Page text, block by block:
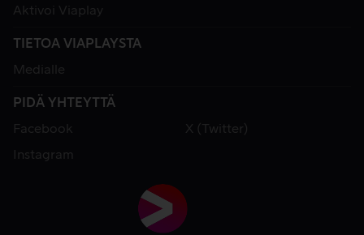
Aktivoi Viaplay
TIETOA VIAPLAYSTA
Medialle
PIDÄ YHTEYTTÄ
Facebook
X (Twitter)
Instagram